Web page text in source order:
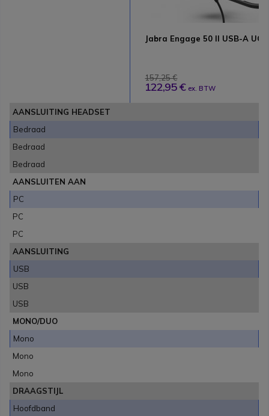
Jabra Engage 50 II USB-A UC
157,25 €
122,95 € ex. BTW
AANSLUITING HEADSET
Bedraad
Bedraad
Bedraad
AANSLUITEN AAN
PC
PC
PC
AANSLUITING
USB
USB
USB
MONO/DUO
Mono
Mono
Mono
DRAAGSTIJL
Hoofdband